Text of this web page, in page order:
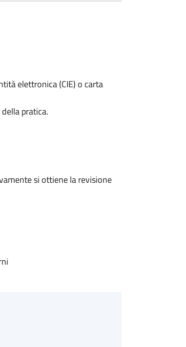
elettronica (CIE) o carta
pratica.
si ottiene la revisione